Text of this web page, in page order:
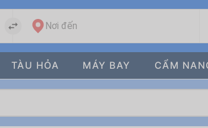
Nơi đến
TÀU HỎA MÁY BAY CẨM